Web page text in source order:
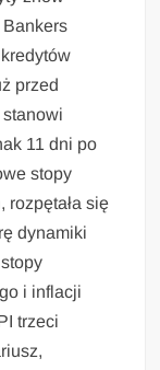
Bankers
przed
11 dni po
stopy
rozpętała się
dynamiki
i inflacji
trzeci